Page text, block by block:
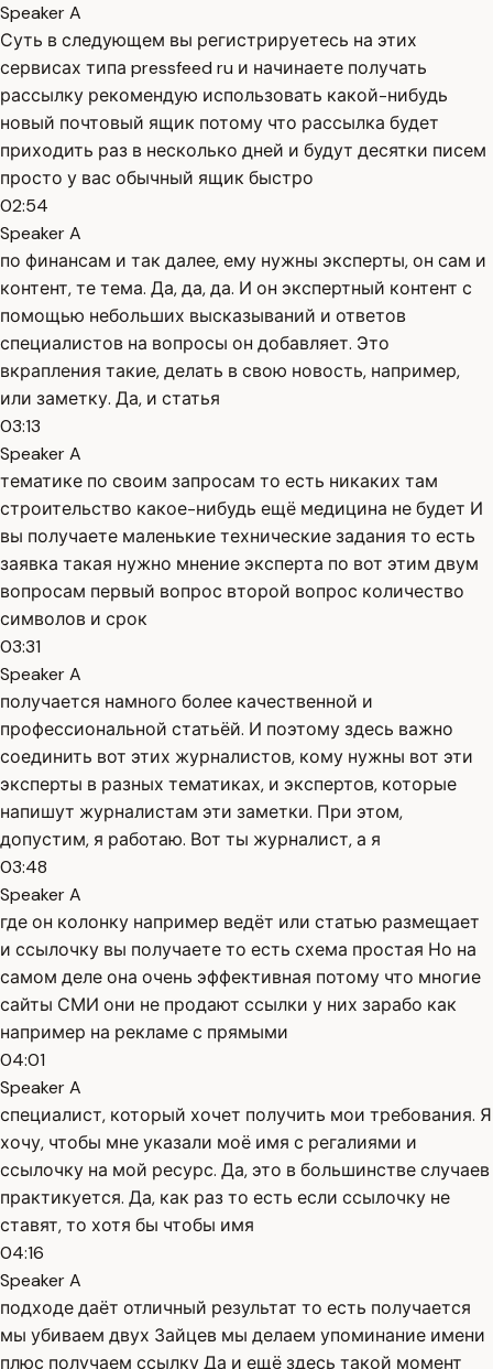
Speaker A
Суть в следующем вы регистрируетесь на этих
сервисах типа pressfeed ru и начинаете получать
рассылку рекомендую использовать какой-нибудь
новый почтовый ящик потому что рассылка будет
приходить раз в несколько дней и будут десятки писем
просто у вас обычный ящик быстро
02:54
Speaker A
по финансам и так далее, ему нужны эксперты, он сам и
контент, те тема. Да, да, да. И он экспертный контент с
помощью небольших высказываний и ответов
специалистов на вопросы он добавляет. Это
вкрапления такие, делать в свою новость, например,
или заметку. Да, и статья
03:13
Speaker A
тематике по своим запросам то есть никаких там
строительство какое-нибудь ещё медицина не будет И
вы получаете маленькие технические задания то есть
заявка такая нужно мнение эксперта по вот этим двум
вопросам первый вопрос второй вопрос количество
символов и срок
03:31
Speaker A
получается намного более качественной и
профессиональной статьёй. И поэтому здесь важно
соединить вот этих журналистов, кому нужны вот эти
эксперты в разных тематиках, и экспертов, которые
напишут журналистам эти заметки. При этом,
допустим, я работаю. Вот ты журналист, а я
03:48
Speaker A
где он колонку например ведёт или статью размещает
и ссылочку вы получаете то есть схема простая Но на
самом деле она очень эффективная потому что многие
сайты СМИ они не продают ссылки у них зарабо как
например на рекламе с прямыми
04:01
Speaker A
специалист, который хочет получить мои требования. Я
хочу, чтобы мне указали моё имя с регалиями и
ссылочку на мой ресурс. Да, это в большинстве случаев
практикуется. Да, как раз то есть если ссылочку не
ставят, то хотя бы чтобы имя
04:16
Speaker A
подходе даёт отличный результат то есть получается
мы убиваем двух Зайцев мы делаем упоминание имени
плюс получаем ссылку Да и ещё здесь такой момент